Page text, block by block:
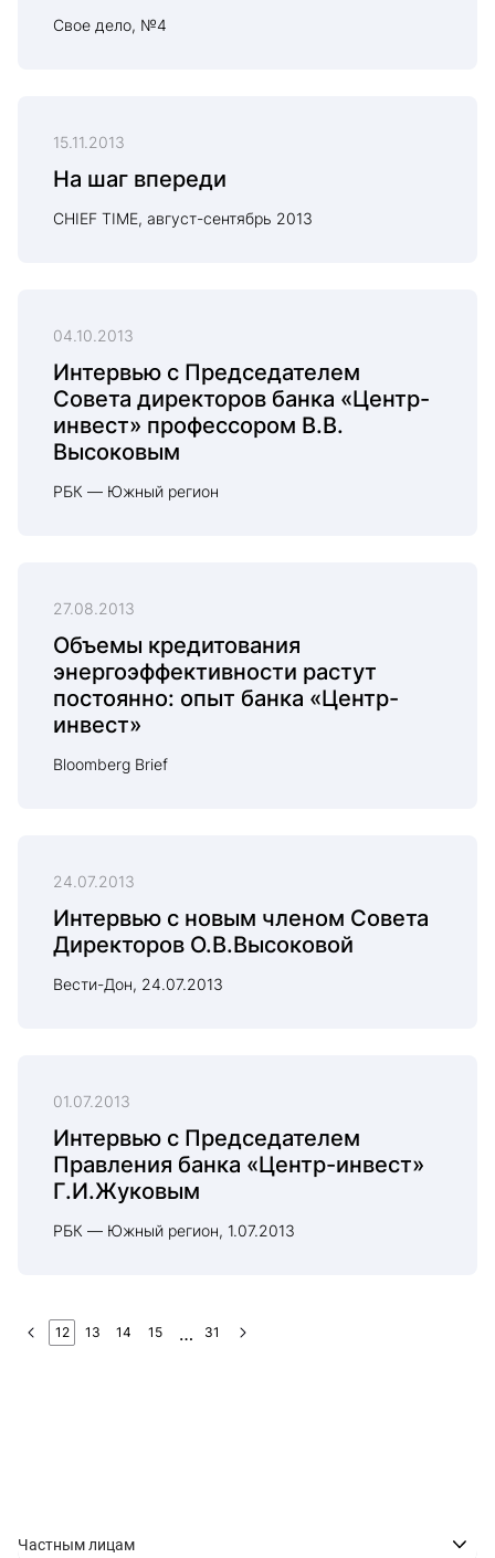
Свое дело, №4
15.11.2013
На шаг впереди
CHIEF TIME, август-сентябрь 2013
04.10.2013
Интервью с Председателем
Совета директоров банка «Центр-
инвест» профессором В.В.
Высоковым
РБК — Южный регион
27.08.2013
Объемы кредитования
энергоэффективности растут
постоянно: опыт банка «Центр-
инвест»
Bloomberg Brief
24.07.2013
Интервью с новым членом Совета
Директоров О.В.Высоковой
Вести-Дон, 24.07.2013
01.07.2013
Интервью с Председателем
Правления банка «Центр-инвест»
Г.И.Жуковым
РБК — Южный регион, 1.07.2013
12 13 14 15 31
Частным лицам